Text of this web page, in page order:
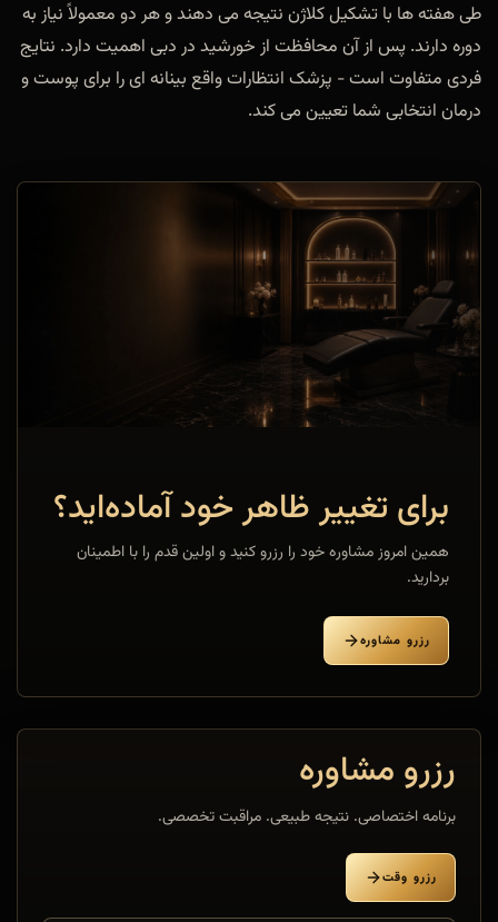
طی هفته ها با تشکیل کلاژن نتیجه می دهند و هر دو معمولاً نیاز به
دوره دارند. پس از آن محافظت از خورشید در دبی اهمیت دارد. نتایج
فردی متفاوت است - پزشک انتظارات واقع بینانه ای را برای پوست و
درمان انتخابی شما تعیین می کند.
برای تغییر ظاهر خود آماده‌اید؟
همین امروز مشاوره خود را رزرو کنید و اولین قدم را با اطمینان
بردارید.
رزرو مشاوره
رزرو مشاوره
برنامه اختصاصی. نتیجه طبیعی. مراقبت تخصصی.
رزرو وقت